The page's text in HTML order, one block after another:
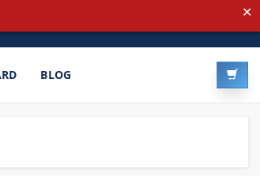
✕
BLOG